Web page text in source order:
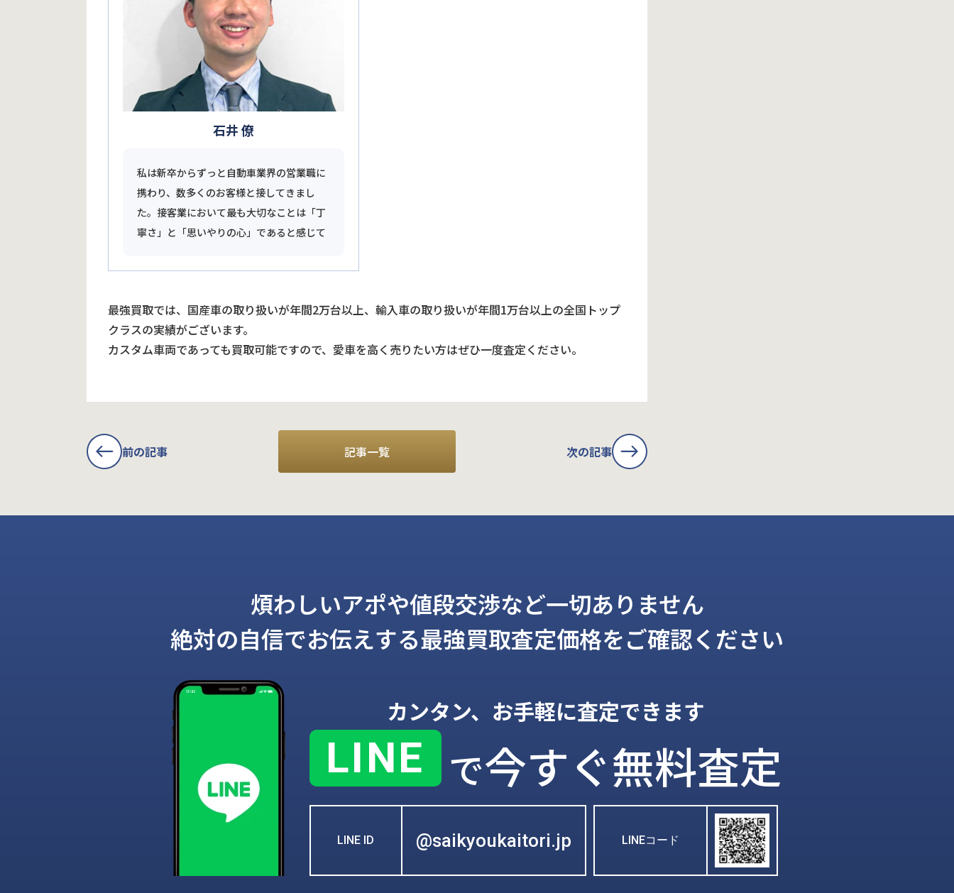
石井 僚
私は新卒からずっと自動車業界の営業職に
携わり、数多くのお客様と接してきまし
た。接客業において最も大切なことは「丁
寧さ」と「思いやりの心」であると感じて
最強買取では、国産車の取り扱いが年間2万台以上、輸入車の取り扱いが年間1万台以上の全国トップ
クラスの実績がございます。
カスタム車両であっても買取可能ですので、愛車を高く売りたい方はぜひ一度査定ください。
前の記事 記事一覧 次の記事
煩わしいアポや値段交渉など一切ありません
絶対の自信でお伝えする最強買取査定価格をご確認ください
カンタン、お手軽に査定できます
LINE で今すぐ無料査定
LINE ID @saikyoukaitori.jp LINEコード